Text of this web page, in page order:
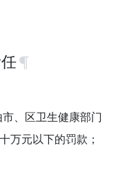
、区卫生健康部门
万元以下的罚款；